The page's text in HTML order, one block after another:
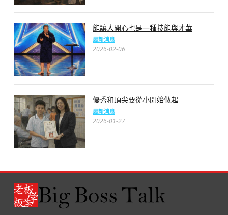
能讓人開心也是一種技能與才華
最新消息
2026-02-06
優秀和頂尖要從小開始做起
最新消息
2026-01-27